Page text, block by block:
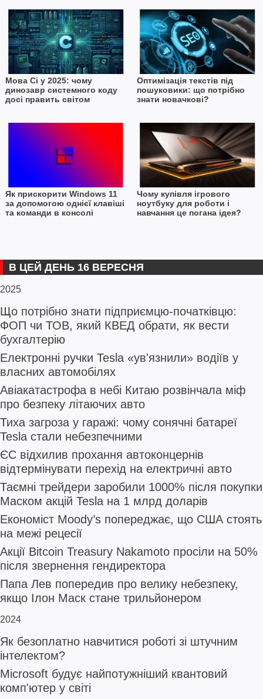
Мова Сі у 2025: чому
динозавр системного коду
досі править світом
Оптимізація текстів під
пошуковики: що потрібно
знати новачкові?
Як прискорити Windows 11
за допомогою однієї клавіші
та команди в консолі
Чому купівля ігрового
ноутбуку для роботи і
навчання це погана ідея?
В ЦЕЙ ДЕНЬ 16 ВЕРЕСНЯ
2025
Що потрібно знати підприємцю-початківцю:
ФОП чи ТОВ, який КВЕД обрати, як вести
бухгалтерію
Електронні ручки Tesla «ув'язнили» водіїв у
власних автомобілях
Авіакатастрофа в небі Китаю розвінчала міф
про безпеку літаючих авто
Тиха загроза у гаражі: чому сонячні батареї
Tesla стали небезпечними
ЄС відхилив прохання автоконцернів
відтермінувати перехід на електричні авто
Таємні трейдери заробили 1000% після покупки
Маском акцій Tesla на 1 млрд доларів
Економіст Moody’s попереджає, що США стоять
на межі рецесії
Акції Bitcoin Treasury Nakamoto просіли на 50%
після звернення гендиректора
Папа Лев попередив про велику небезпеку,
якщо Ілон Маск стане трильйонером
2024
Як безоплатно навчитися роботі зі штучним
інтелектом?
Microsoft будує найпотужніший квантовий
комп'ютер у світі